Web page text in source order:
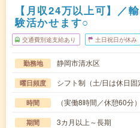
【月収24万以上可】／
験活かせます○
交通費別途支給あり 土日祝日が休み
勤務地 静岡市清水区
曜日頻度 シフト制（土/日は休日固
時間 （実働8時間／休憩60分）
期間 3カ月以上～長期